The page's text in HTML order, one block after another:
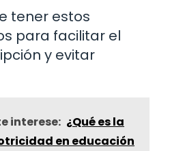
tener estos
para facilitar el
y evitar
interese: ¿Qué es la
en educación